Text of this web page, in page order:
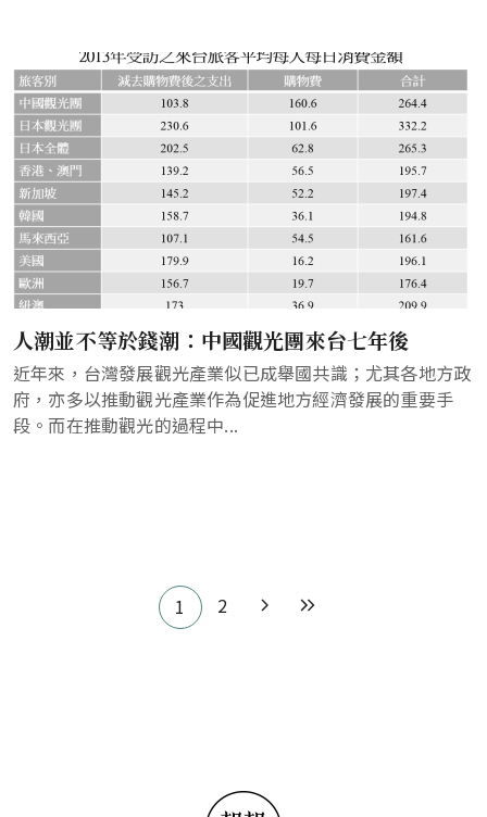
人潮並不等於錢潮：中國觀光團來台七年後
近年來，台灣發展觀光產業似已成舉國共識；尤其各地方政
府，亦多以推動觀光產業作為促進地方經濟發展的重要手
段。而在推動觀光的過程中...
1 2